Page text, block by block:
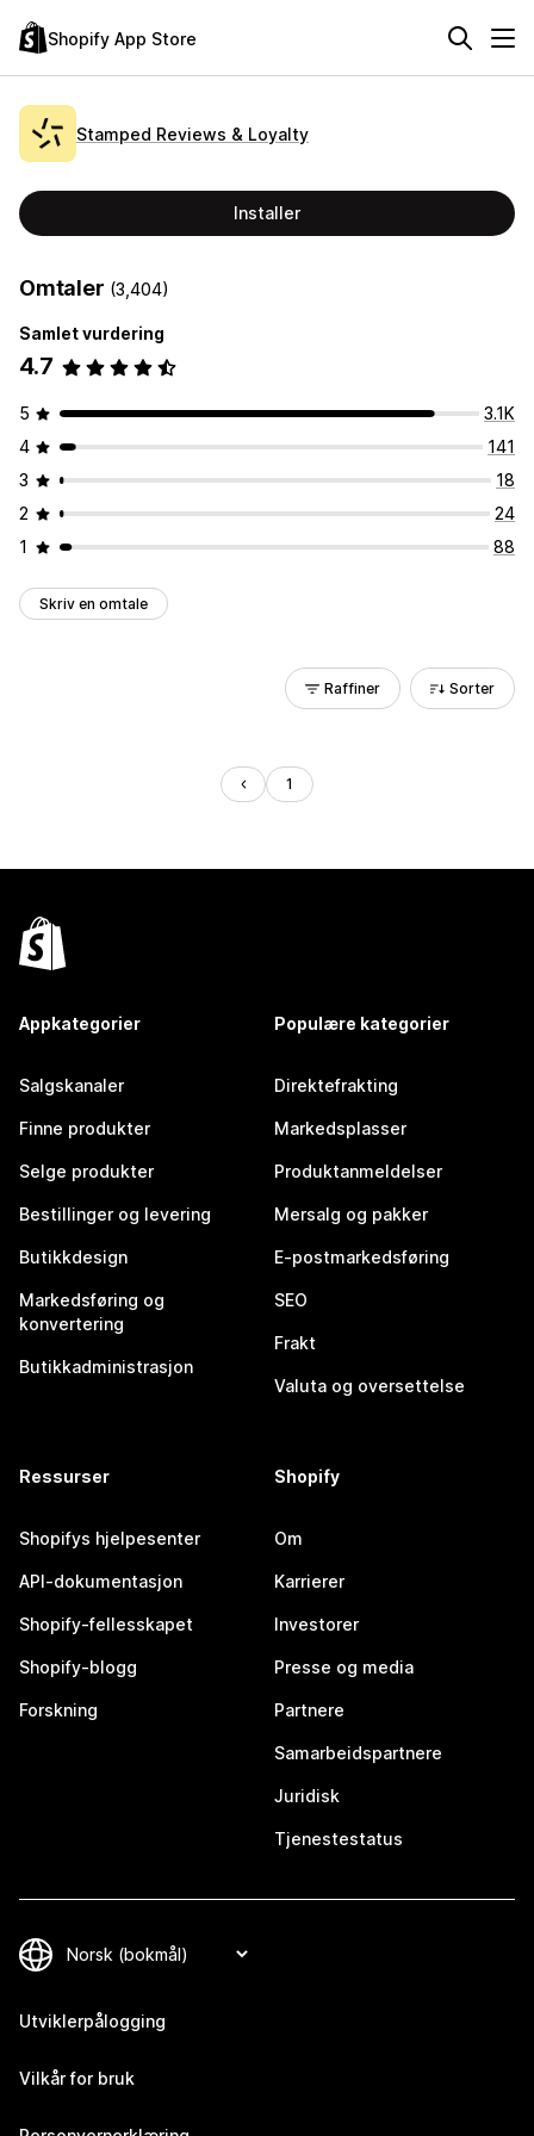
Shopify App Store
Stamped Reviews & Loyalty
Installer
Omtaler (3,404)
Samlet vurdering
4.7
5
3.1K
4
141
3
18
2
24
1
88
Skriv en omtale
Raffiner Sorter
1
Appkategorier
Salgskanaler
Finne produkter
Selge produkter
Bestillinger og levering
Butikkdesign
Markedsføring og
konvertering
Butikkadministrasjon
Populære kategorier
Direktefrakting
Markedsplasser
Produktanmeldelser
Mersalg og pakker
E-postmarkedsføring
SEO
Frakt
Valuta og oversettelse
Ressurser
Shopifys hjelpesenter
API-dokumentasjon
Shopify-fellesskapet
Shopify-blogg
Forskning
Shopify
Om
Karrierer
Investorer
Presse og media
Partnere
Samarbeidspartnere
Juridisk
Tjenestestatus
Utviklerpålogging
Vilkår for bruk